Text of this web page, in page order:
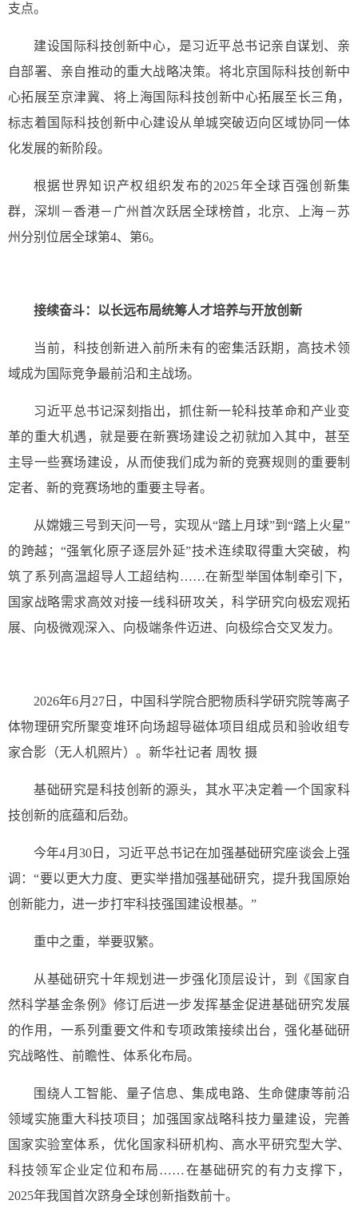
支点。
建设国际科技创新中心，是习近平总书记亲自谋划、亲
自部署、亲自推动的重大战略决策。将北京国际科技创新中
心拓展至京津冀、将上海国际科技创新中心拓展至长三角，
标志着国际科技创新中心建设从单城突破迈向区域协同一体
化发展的新阶段。
根据世界知识产权组织发布的2025年全球百强创新集
群，深圳－香港－广州首次跃居全球榜首，北京、上海－苏
州分别位居全球第4、第6。
接续奋斗：以长远布局统筹人才培养与开放创新
当前，科技创新进入前所未有的密集活跃期，高技术领
域成为国际竞争最前沿和主战场。
习近平总书记深刻指出，抓住新一轮科技革命和产业变
革的重大机遇，就是要在新赛场建设之初就加入其中，甚至
主导一些赛场建设，从而使我们成为新的竞赛规则的重要制
定者、新的竞赛场地的重要主导者。
从嫦娥三号到天问一号，实现从“踏上月球”到“踏上火星”
的跨越；“强氧化原子逐层外延”技术连续取得重大突破，构
筑了系列高温超导人工超结构……在新型举国体制牵引下，
国家战略需求高效对接一线科研攻关，科学研究向极宏观拓
展、向极微观深入、向极端条件迈进、向极综合交叉发力。
2026年6月27日，中国科学院合肥物质科学研究院等离子
体物理研究所聚变堆环向场超导磁体项目组成员和验收组专
家合影（无人机照片）。新华社记者 周牧 摄
基础研究是科技创新的源头，其水平决定着一个国家科
技创新的底蕴和后劲。
今年4月30日，习近平总书记在加强基础研究座谈会上强
调：“要以更大力度、更实举措加强基础研究，提升我国原始
创新能力，进一步打牢科技强国建设根基。”
重中之重，举要驭繁。
从基础研究十年规划进一步强化顶层设计，到《国家自
然科学基金条例》修订后进一步发挥基金促进基础研究发展
的作用，一系列重要文件和专项政策接续出台，强化基础研
究战略性、前瞻性、体系化布局。
围绕人工智能、量子信息、集成电路、生命健康等前沿
领域实施重大科技项目；加强国家战略科技力量建设，完善
国家实验室体系，优化国家科研机构、高水平研究型大学、
科技领军企业定位和布局……在基础研究的有力支撑下，
2025年我国首次跻身全球创新指数前十。